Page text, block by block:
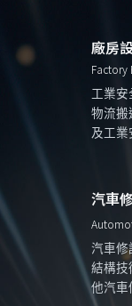
廠房
Factory
工業安
物流搬
及工業
汽車
汽車修
結構技
他汽車